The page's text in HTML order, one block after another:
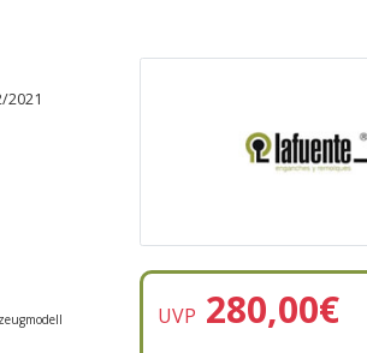
2021
UVP 280,00€